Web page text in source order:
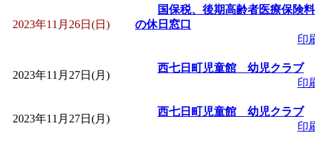
2023年11月26日(日)
国保税、後期高齢者医療保険料
の休日窓口
印
2023年11月27日(月)
西七日町児童館 幼児クラブ
印
2023年11月27日(月)
西七日町児童館 幼児クラブ
印